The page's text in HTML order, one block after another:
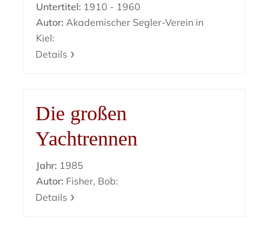
Untertitel: 1910 - 1960
Autor: Akademischer Segler-Verein in
Kiel:
Details
Die großen
Yachtrennen
Jahr: 1985
Autor: Fisher, Bob:
Details